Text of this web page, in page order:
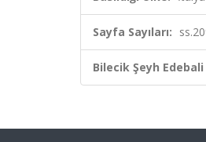
Sayfa Sayıları:
Bilecik Şeyh